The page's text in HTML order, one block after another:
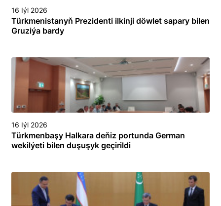
16 Iýl 2026
Türkmenistanyň Prezidenti ilkinji döwlet sapary bilen
Gruziýa bardy
16 Iýl 2026
Türkmenbaşy Halkara deňiz portunda German
wekilýeti bilen duşuşyk geçirildi